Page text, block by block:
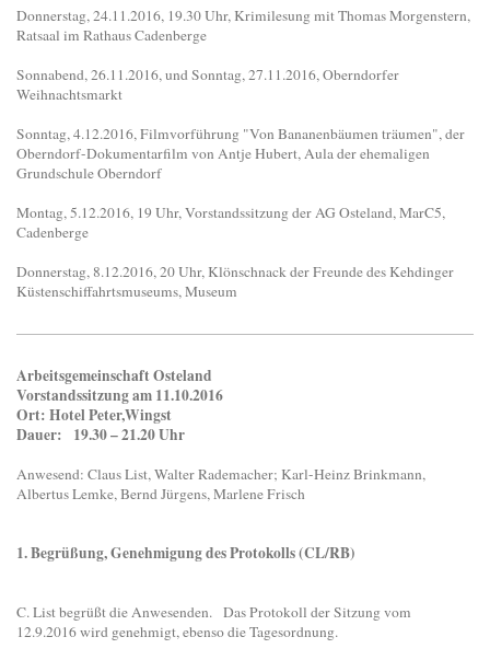
Donnerstag, 24.11.2016, 19.30 Uhr, Krimilesung mit Thomas Morgenstern,
Ratsaal im Rathaus Cadenberge
Sonnabend, 26.11.2016, und Sonntag, 27.11.2016, Oberndorfer
Weihnachtsmarkt
Sonntag, 4.12.2016, Filmvorführung "Von Bananenbäumen träumen", der
Oberndorf-Dokumentarfilm von Antje Hubert, Aula der ehemaligen
Grundschule Oberndorf
Montag, 5.12.2016, 19 Uhr, Vorstandssitzung der AG Osteland, MarC5,
Cadenberge
Donnerstag, 8.12.2016, 20 Uhr, Klönschnack der Freunde des Kehdinger
Küstenschiffahrtsmuseums, Museum
Arbeitsgemeinschaft Osteland
Vorstandssitzung am 11.10.2016
Ort: Hotel Peter,Wingst
Dauer: 19.30 – 21.20 Uhr
Anwesend: Claus List, Walter Rademacher; Karl-Heinz Brinkmann,
Albertus Lemke, Bernd Jürgens, Marlene Frisch
1. Begrüßung, Genehmigung des Protokolls (CL/RB)
C. List begrüßt die Anwesenden. Das Protokoll der Sitzung vom
12.9.2016 wird genehmigt, ebenso die Tagesordnung.